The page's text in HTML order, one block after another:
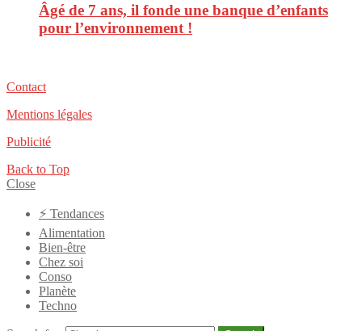
Âgé de 7 ans, il fonde une banque d’enfants
pour l’environnement !
Contact
Mentions légales
Publicité
Back to Top
Close
⚡️ Tendances
Alimentation
Bien-être
Chez soi
Conso
Planète
Techno